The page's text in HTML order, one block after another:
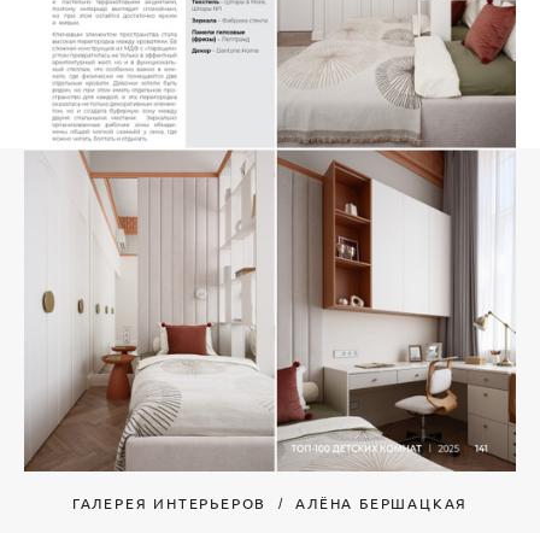
ГАЛЕРЕЯ ИНТЕРЬЕРОВ АЛЁНА БЕРШАЦКАЯ